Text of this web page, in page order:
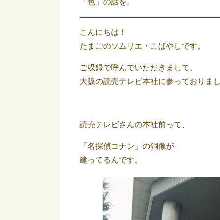
「色」の話を。
こんにちは！
たまごのソムリエ・こばやしです。
ご収録で呼んでいただきまして、
大阪の読売テレビ本社に参っておりま
読売テレビさんの本社前って、
「名探偵コナン」の銅像が
建ってるんです。